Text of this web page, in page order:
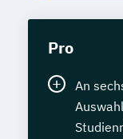
Pro
An